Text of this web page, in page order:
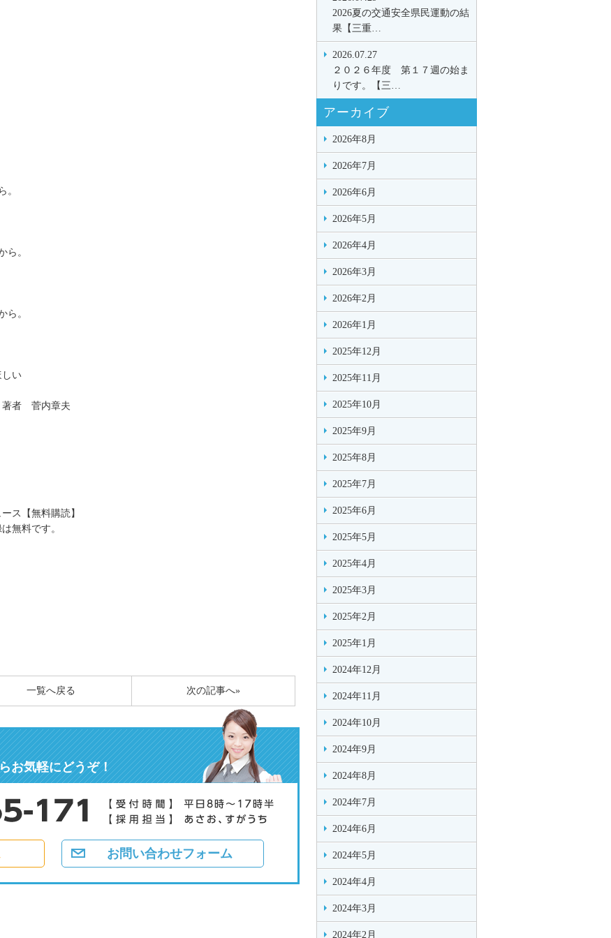
。
ら。
ら。
しい
著者 菅内章夫
ス【無料購読】
無料です。
次の記事へ»
一覧へ戻る
お気軽にどうぞ！
お問い合わせフォーム
2026夏の交通安全県民運動の結
果【三重…
2026.07.27
２０２６年度 第１７週の始ま
りです。【三…
アーカイブ
2026年8月
2026年7月
2026年6月
2026年5月
2026年4月
2026年3月
2026年2月
2026年1月
2025年12月
2025年11月
2025年10月
2025年9月
2025年8月
2025年7月
2025年6月
2025年5月
2025年4月
2025年3月
2025年2月
2025年1月
2024年12月
2024年11月
2024年10月
2024年9月
2024年8月
2024年7月
2024年6月
2024年5月
2024年4月
2024年3月
2024年2月